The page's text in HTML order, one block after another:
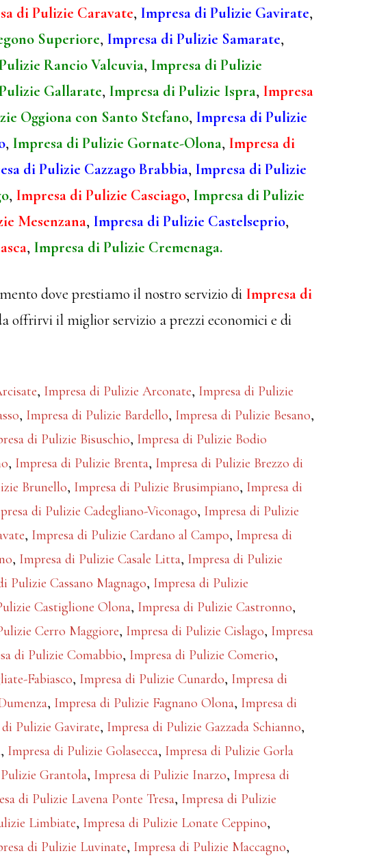
di Pulizie Caravate, Impresa di Pulizie Gavirate,
Superiore, Impresa di Pulizie Samarate,
Rancio Valcuvia, Impresa di Pulizie
Gallarate, Impresa di Pulizie Ispra, Impresa
Oggiona con Santo Stefano, Impresa di Pulizie
, Impresa di Pulizie Gornate-Olona, Impresa di
di Pulizie Cazzago Brabbia, Impresa di Pulizie
, Impresa di Pulizie Casciago, Impresa di Pulizie
Mesenzana, Impresa di Pulizie Castelseprio,
, Impresa di Pulizie Cremenaga.
dove prestiamo il nostro servizio di Impresa di
offrirvi il miglior servizio a prezzi economici e di
, Impresa di Pulizie Arconate, Impresa di Pulizie
, Impresa di Pulizie Bardello, Impresa di Pulizie Besano,
di Pulizie Bisuschio, Impresa di Pulizie Bodio
, Impresa di Pulizie Brenta, Impresa di Pulizie Brezzo di
Brunello, Impresa di Pulizie Brusimpiano, Impresa di
di Pulizie Cadegliano-Viconago, Impresa di Pulizie
, Impresa di Pulizie Cardano al Campo, Impresa di
, Impresa di Pulizie Casale Litta, Impresa di Pulizie
Pulizie Cassano Magnago, Impresa di Pulizie
Castiglione Olona, Impresa di Pulizie Castronno,
Cerro Maggiore, Impresa di Pulizie Cislago, Impresa
di Pulizie Comabbio, Impresa di Pulizie Comerio,
Fabiasco, Impresa di Pulizie Cunardo, Impresa di
, Impresa di Pulizie Fagnano Olona, Impresa di
Pulizie Gavirate, Impresa di Pulizie Gazzada Schianno,
, Impresa di Pulizie Golasecca, Impresa di Pulizie Gorla
Grantola, Impresa di Pulizie Inarzo, Impresa di
di Pulizie Lavena Ponte Tresa, Impresa di Pulizie
Limbiate, Impresa di Pulizie Lonate Ceppino,
di Pulizie Luvinate, Impresa di Pulizie Maccagno,